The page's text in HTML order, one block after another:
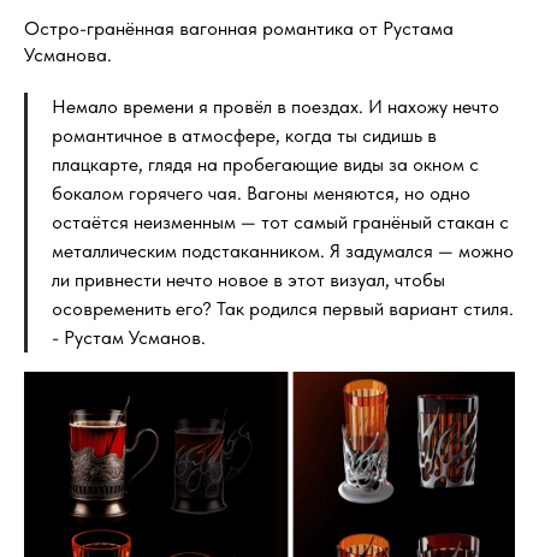
Остро-гранённая вагонная романтика от Рустама
Усманова.
Немало времени я провёл в поездах. И нахожу нечто
романтичное в атмосфере, когда ты сидишь в
плацкарте, глядя на пробегающие виды за окном с
бокалом горячего чая. Вагоны меняются, но одно
остаётся неизменным — тот самый гранёный стакан с
металлическим подстаканником. Я задумался — можно
ли привнести нечто новое в этот визуал, чтобы
осовременить его? Так родился первый вариант стиля.
- Рустам Усманов.